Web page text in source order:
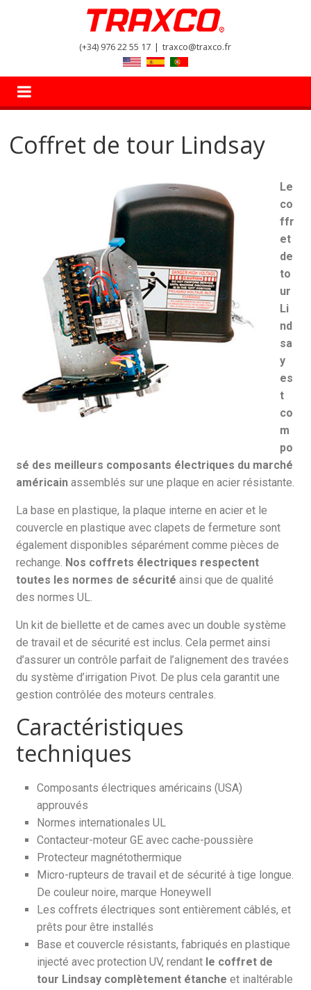
(+34) 976 22 55 17 | traxco@traxco.fr
Coffret de tour Lindsay
Le
co
ffr
et
de
to
ur
Li
nd
sa
y
es
t
co
m
po
sé des meilleurs composants électriques du marché
américain assemblés sur une plaque en acier résistante.
La base en plastique, la plaque interne en acier et le
couvercle en plastique avec clapets de fermeture sont
également disponibles séparément comme pièces de
rechange. Nos coffrets électriques respectent
toutes les normes de sécurité ainsi que de qualité
des normes UL.
Un kit de biellette et de cames avec un double système
de travail et de sécurité est inclus. Cela permet ainsi
d’assurer un contrôle parfait de l’alignement des travées
du système d’irrigation Pivot. De plus cela garantit une
gestion contrôlée des moteurs centrales.
Caractéristiques
techniques
Composants électriques américains (USA)
approuvés
Normes internationales UL
Contacteur-moteur GE avec cache-poussière
Protecteur magnétothermique
Micro-rupteurs de travail et de sécurité à tige longue.
De couleur noire, marque Honeywell
Les coffrets électriques sont entièrement câblés, et
prêts pour être installés
Base et couvercle résistants, fabriqués en plastique
injecté avec protection UV, rendant le coffret de
tour Lindsay complètement étanche et inaltérable